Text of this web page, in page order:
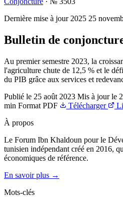
Dernière mise à jour 2025 25
Bulletin de
Au premier semestre 2023, la
l'agriculture chute de 12,5 % et le
du PIB grâce aux services et
Publié le 25 août 2023 Mis à jour le
min Format PDF Télécharger
À propos
Le Forum Ibn Khaldoun pour le
tunisien indépendant créé en 2016,
économiques de référence.
En savoir plus →
Mots-clés